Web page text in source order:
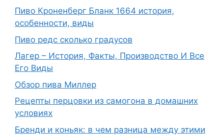
Пиво Кроненберг Бланк 1664 история,
особенности, виды
Пиво редс сколько градусов
Лагер – История, Факты, Производство И Все
Его Виды
Обзор пива Миллер
Рецепты перцовки из самогона в домашних
условиях
Бренди и коньяк: в чем разница между этими